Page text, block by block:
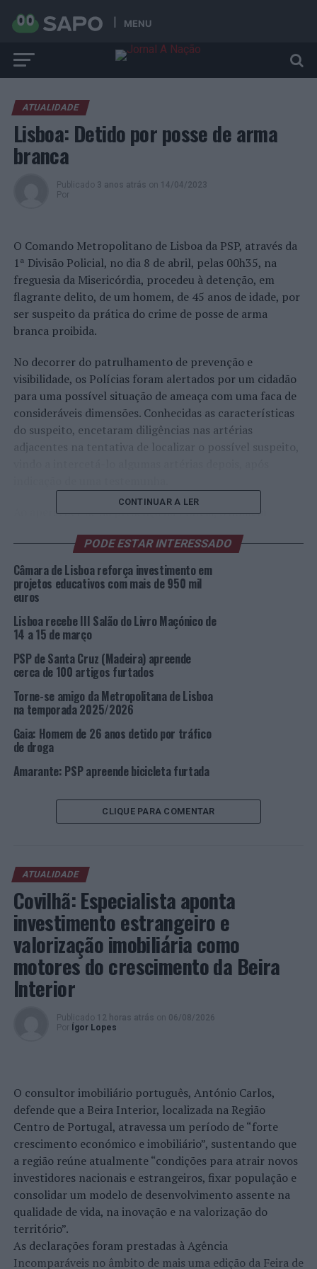
MENU
ATUALIDADE
Lisboa: Detido por posse de arma
branca
Publicado 3 anos atrás on 14/04/2023
Por
O Comando Metropolitano de Lisboa da PSP, através da
1ª Divisão Policial, no dia 8 de abril, pelas 00h35, na
freguesia da Misericórdia, procedeu à detenção, em
flagrante delito, de um homem, de 45 anos de idade, por
ser suspeito da prática do crime de posse de arma
branca proibida.
No decorrer do patrulhamento de prevenção e
visibilidade, os Polícias foram alertados por um cidadão
para uma possível situação de ameaça com uma faca de
consideráveis dimensões. Conhecidas as características
do suspeito, encetaram diligências nas artérias
adjacentes na tentativa de localizar o possível suspeito,
Ao aperceber-se da presença da Polícia, o homem
lâmina, atirando-a para debaixo de uma viatura. Por se
tratar de artéria localizada em zona de diversão noturna
e o suspeito não justificar a posse da arma, foi-lhe dada
voz de detenção e seguidos as diligências subsequentes,
sendo que, pelas ameaças acima mencionadas, o lesado
manifestou não desejar procedimento criminal contra
Foto: DR.
TÓPICOS RELACIONADOS:
LISBOA
PSP
PRÓXIMO
Lisboa: Detido por imigração ilegal
Braga: Quinquagenário detido pelo crime de tráfico de
estupefacientes
CONTINUAR A LER
PODE ESTAR INTERESSADO
Câmara de Lisboa reforça investimento em
projetos educativos com mais de 950 mil
euros
Lisboa recebe III Salão do Livro Maçónico de
14 a 15 de março
PSP de Santa Cruz (Madeira) apreende
cerca de 100 artigos furtados
Torne-se amigo da Metropolitana de Lisboa
na temporada 2025/2026
Gaia: Homem de 26 anos detido por tráfico
de droga
Amarante: PSP apreende bicicleta furtada
CLIQUE PARA COMENTAR
ATUALIDADE
Covilhã: Especialista aponta
investimento estrangeiro e
valorização imobiliária como
motores do crescimento da Beira
Interior
Publicado 12 horas atrás on 06/08/2026
Por
Ígor Lopes
O consultor imobiliário português, António Carlos,
defende que a Beira Interior, localizada na Região
Centro de Portugal, atravessa um período de “forte
crescimento económico e imobiliário”, sustentando que
a região reúne atualmente “condições para atrair novos
investidores nacionais e estrangeiros, fixar população e
consolidar um modelo de desenvolvimento assente na
qualidade de vida, na inovação e na valorização do
território”.
As declarações foram prestadas à Agência
Incomparáveis no âmbito de mais uma edição da Feira de